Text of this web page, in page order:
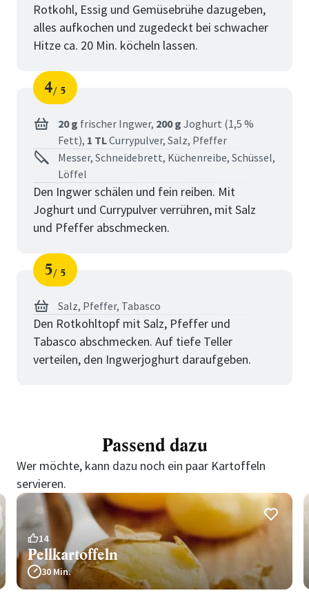
Rotkohl, Essig und Gemüsebrühe dazugeben,
alles aufkochen und zugedeckt bei schwacher
Hitze ca. 20 Min. köcheln lassen.
Schritt
4
von
5
20 g frischer Ingwer, 200 g Joghurt (1,5 %
Fett), 1 TLCurrypulver, Salz, Pfeffer
Messer, Schneidebrett, Küchenreibe, Schüssel,
Löffel
Den Ingwer schälen und fein reiben. Mit
Joghurt und Currypulver verrühren, mit Salz
und Pfeffer abschmecken.
Schritt
5
von
5
Salz, Pfeffer, Tabasco
Den Rotkohltopf mit Salz, Pfeffer und
Tabasco abschmecken. Auf tiefe Teller
verteilen, den Ingwerjoghurt daraufgeben.
Passend dazu
Wer möchte, kann dazu noch ein paar Kartoffeln
servieren.
14
Pellkartoffeln
30 Min.